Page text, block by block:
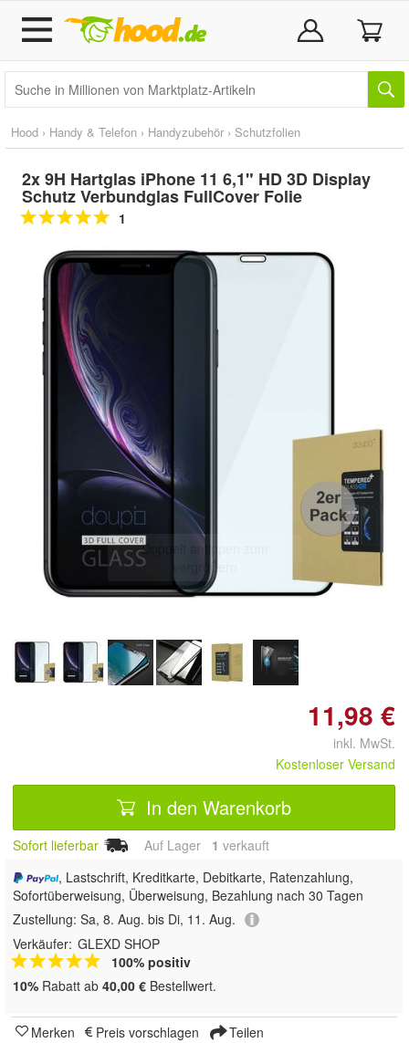
Hood › Handy & Telefon › Handyzubehör › Schutzfolien
2x 9H Hartglas iPhone 11 6,1" HD 3D Display
Schutz Verbundglas FullCover Folie
1
Doppelt antippen zum
vergrößern
11,98 €
inkl. MwSt.
Kostenloser Versand
In den Warenkorb
Sofort lieferbar Auf Lager 1 verkauft
, Lastschrift, Kreditkarte, Debitkarte, Ratenzahlung,
Sofortüberweisung, Überweisung, Bezahlung nach 30 Tagen
Zustellung: Sa, 8. Aug. bis Di, 11. Aug.
Verkäufer: GLEXD SHOP
100% positiv
10% Rabatt ab 40,00 € Bestellwert.
Merken Preis vorschlagen Teilen